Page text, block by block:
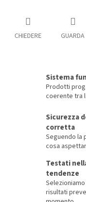
CHIEDERE GUARDA
Sistema
Prodotti
coerente tra
Sicurezza
corretta
Seguendo la
cosa
Testati
tendenze
risultati